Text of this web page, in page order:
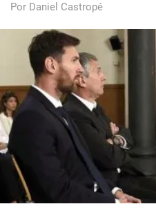
Por Daniel Castropé